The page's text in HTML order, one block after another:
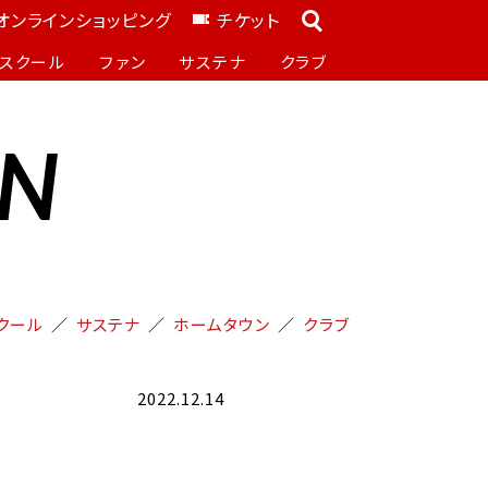
ンラインショッピング チケット
クール ファン サステナ クラブ
ール サステナ ホームタウン クラブ
2022.12.14